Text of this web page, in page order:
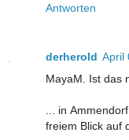
Antworten
derherold April
MayaM. Ist das
... in
freiem Blick auf